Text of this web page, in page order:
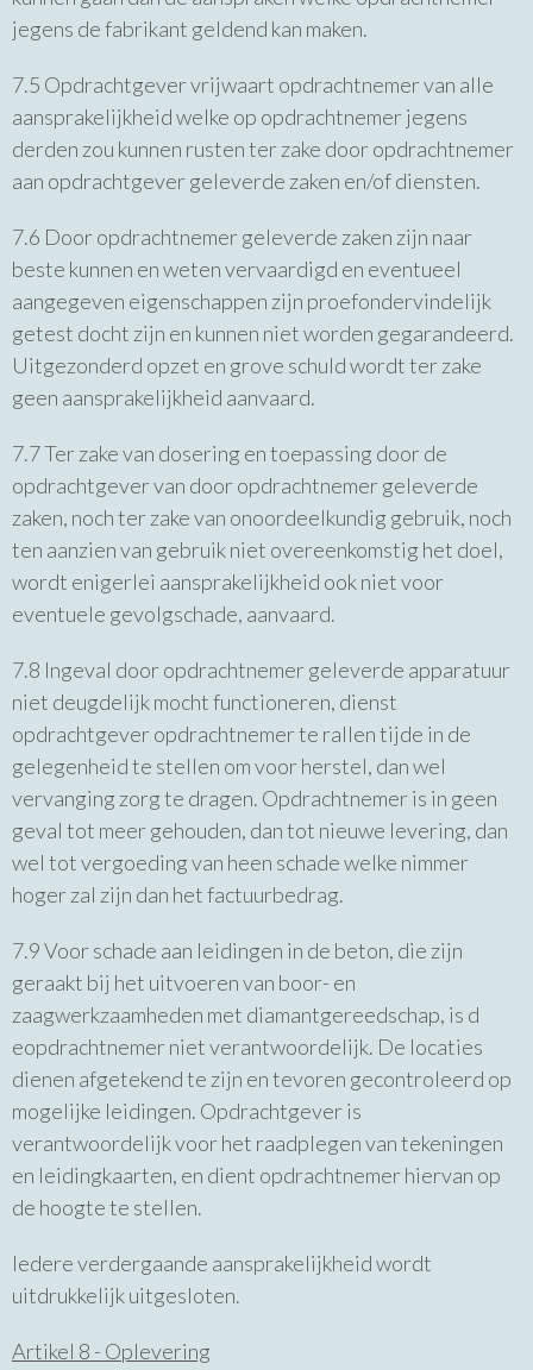
jegens de fabrikant geldend kan maken.
7.5 Opdrachtgever vrijwaart opdrachtnemer van alle
aansprakelijkheid welke op opdrachtnemer jegens
derden zou kunnen rusten ter zake door opdrachtnemer
aan opdrachtgever geleverde zaken en/of diensten.
7.6 Door opdrachtnemer geleverde zaken zijn naar
beste kunnen en weten vervaardigd en eventueel
aangegeven eigenschappen zijn proefondervindelijk
getest docht zijn en kunnen niet worden gegarandeerd.
Uitgezonderd opzet en grove schuld wordt ter zake
geen aansprakelijkheid aanvaard.
7.7 Ter zake van dosering en toepassing door de
opdrachtgever van door opdrachtnemer geleverde
zaken, noch ter zake van onoordeelkundig gebruik, noch
ten aanzien van gebruik niet overeenkomstig het doel,
wordt enigerlei aansprakelijkheid ook niet voor
eventuele gevolgschade, aanvaard.
7.8 Ingeval door opdrachtnemer geleverde apparatuur
niet deugdelijk mocht functioneren, dienst
opdrachtgever opdrachtnemer te rallen tijde in de
gelegenheid te stellen om voor herstel, dan wel
vervanging zorg te dragen. Opdrachtnemer is in geen
geval tot meer gehouden, dan tot nieuwe levering, dan
wel tot vergoeding van heen schade welke nimmer
hoger zal zijn dan het factuurbedrag.
7.9 Voor schade aan leidingen in de beton, die zijn
geraakt bij het uitvoeren van boor- en
zaagwerkzaamheden met diamantgereedschap, is d
eopdrachtnemer niet verantwoordelijk. De locaties
dienen afgetekend te zijn en tevoren gecontroleerd op
mogelijke leidingen. Opdrachtgever is
verantwoordelijk voor het raadplegen van tekeningen
en leidingkaarten, en dient opdrachtnemer hiervan op
de hoogte te stellen.
Iedere verdergaande aansprakelijkheid wordt
uitdrukkelijk uitgesloten.
Artikel 8 - Oplevering